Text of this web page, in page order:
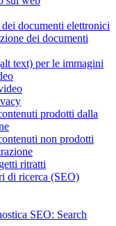
documenti elettronici
dei documenti
text) per le immagini
prodotti dalla
non prodotti
ritratti
di ricerca (SEO)
SEO: Search